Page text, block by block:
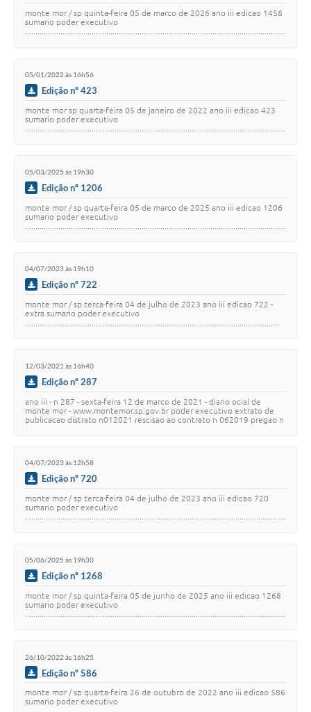
monte mor / sp quinta-feira 05 de marco de 2026 ano iii edicao 1456
sumario poder executivo
05/01/2022 às 16h56
Edição nº 423
monte mor sp quarta-feira 05 de janeiro de 2022 ano iii edicao 423
sumario poder executivo
05/03/2025 às 19h30
Edição nº 1206
monte mor / sp quarta-feira 05 de marco de 2025 ano iii edicao 1206
sumario poder executivo
04/07/2023 às 19h10
Edição nº 722
monte mor / sp terca-feira 04 de julho de 2023 ano iii edicao 722 -
extra sumario poder executivo
12/03/2021 às 16h40
Edição nº 287
ano iii - n 287 - sexta-feira 12 de marco de 2021 - diario ocial de
monte mor - www.montemor.sp.gov.br poder executivo extrato de
publicacao distrato n012021 rescisao ao contrato n 062019 pregao n
04/07/2023 às 12h58
Edição nº 720
monte mor / sp terca-feira 04 de julho de 2023 ano iii edicao 720
sumario poder executivo
05/06/2025 às 19h30
Edição nº 1268
monte mor / sp quinta-feira 05 de junho de 2025 ano iii edicao 1268
sumario poder executivo
26/10/2022 às 16h25
Edição nº 586
monte mor / sp quarta-feira 26 de outubro de 2022 ano iii edicao 586
sumario poder executivo